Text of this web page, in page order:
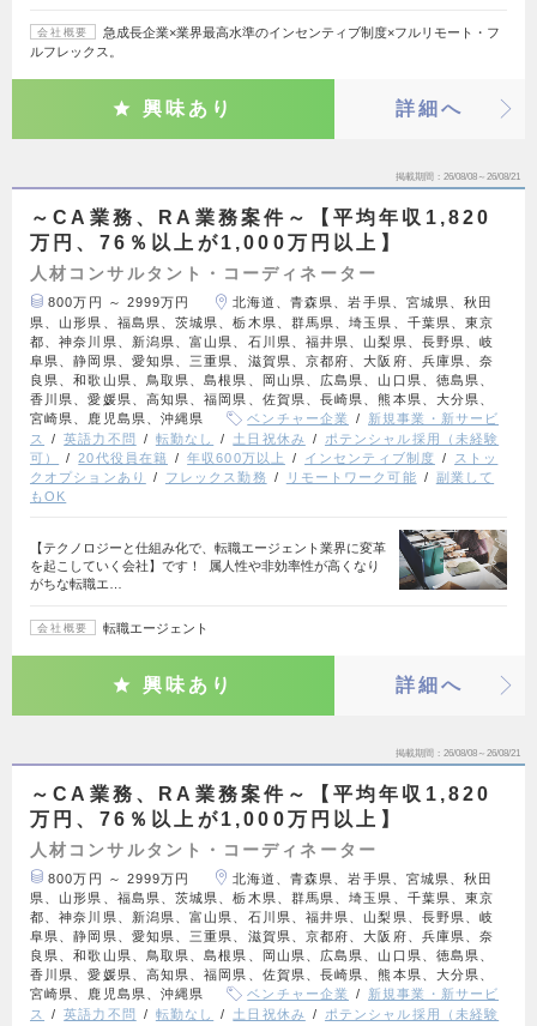
会社概要
急成長企業×業界最高水準のインセンティブ制度×フルリモート・フ
ルフレックス。
興味あり 詳細へ
掲載期間 26/08/08～26/08/21
～CA業務、RA業務案件～【平均年収1,820
万円、76％以上が1,000万円以上】
人材コンサルタント・コーディネーター
800万円 ～ 2999万円
北海道、青森県、岩手県、宮城県、秋田
県、山形県、福島県、茨城県、栃木県、群馬県、埼玉県、千葉県、東京
都、神奈川県、新潟県、富山県、石川県、福井県、山梨県、長野県、岐
阜県、静岡県、愛知県、三重県、滋賀県、京都府、大阪府、兵庫県、奈
良県、和歌山県、鳥取県、島根県、岡山県、広島県、山口県、徳島県、
香川県、愛媛県、高知県、福岡県、佐賀県、長崎県、熊本県、大分県、
宮崎県、鹿児島県、沖縄県
ベンチャー企業
新規事業・新サービ
ス
英語力不問 転勤なし 土日祝休み
ポテンシャル採用（未経験
可）
20代役員在籍 年収600万以上 インセンティブ制度
ストッ
クオプションあり
フレックス勤務 リモートワーク可能
副業して
もOK
【テクノロジーと仕組み化で、転職エージェント業界に変革
を起こしていく会社】です！ 属人性や非効率性が高くなり
がちな転職エ…
会社概要 転職エージェント
興味あり 詳細へ
掲載期間 26/08/08～26/08/21
～CA業務、RA業務案件～【平均年収1,820
万円、76％以上が1,000万円以上】
人材コンサルタント・コーディネーター
800万円 ～ 2999万円
北海道、青森県、岩手県、宮城県、秋田
県、山形県、福島県、茨城県、栃木県、群馬県、埼玉県、千葉県、東京
都、神奈川県、新潟県、富山県、石川県、福井県、山梨県、長野県、岐
阜県、静岡県、愛知県、三重県、滋賀県、京都府、大阪府、兵庫県、奈
良県、和歌山県、鳥取県、島根県、岡山県、広島県、山口県、徳島県、
香川県、愛媛県、高知県、福岡県、佐賀県、長崎県、熊本県、大分県、
宮崎県、鹿児島県、沖縄県
ベンチャー企業
新規事業・新サービ
ス
英語力不問 転勤なし 土日祝休み
ポテンシャル採用（未経験